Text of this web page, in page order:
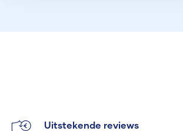
Uitstekende reviews